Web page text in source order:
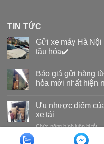
TIN TỨC
Gửi xe máy Hà Nội
tầu hỏa✔️
Báo giá gửi hàng
hỏa mới nhất hiện
Ưu nhược điểm
xe tải
Chức năng bình luận bị tắtở